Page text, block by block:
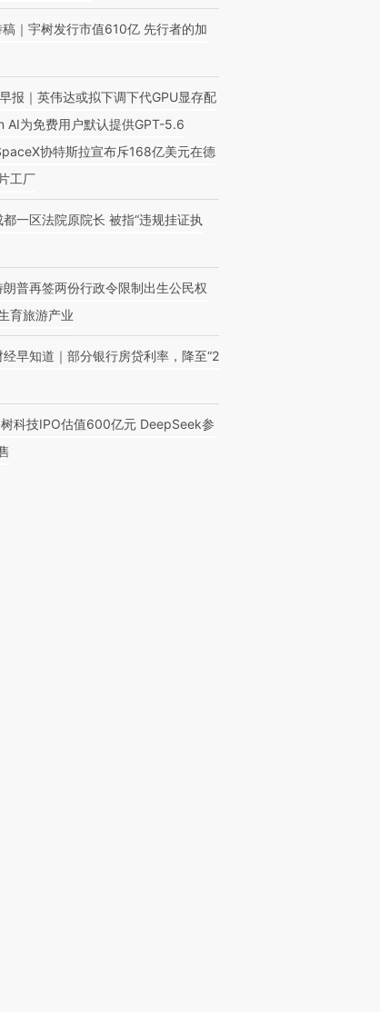
稿｜宇树发行市值610亿 先行者的加
报｜英伟达或拟下调下代GPU显存配
AI为免费用户默认提供GPT-5.6
协特斯拉宣布斥168亿美元在德
工厂
都一区法院原院长 被指“违规挂证执
朗普再签两份行政令限制出生公民权
育旅游产业
经早知道｜部分银行房贷利率，降至“2
科技IPO估值600亿元 DeepSeek参